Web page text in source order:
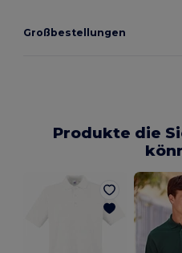
Großbestellungen
Produkte die